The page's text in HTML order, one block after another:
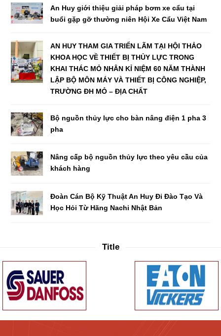
An Huy giới thiệu giải pháp bơm xe cẩu tại
buổi gặp gỡ thường niên Hội Xe Cẩu Việt Nam
AN HUY THAM GIA TRIỂN LÃM TẠI HỘI THẢO
KHOA HỌC VỀ THIẾT BỊ THỦY LỰC TRONG
KHAI THÁC MỎ NHÂN KỈ NIỆM 60 NĂM THÀNH
LẬP BỘ MÔN MÁY VÀ THIẾT BỊ CÔNG NGHIỆP,
TRƯỜNG ĐH MỎ – ĐỊA CHẤT
Bộ nguồn thủy lực cho bàn nâng điện 1 pha 3
pha
Nâng cấp bộ nguồn thủy lực theo yêu cầu của
khách hàng
Đoàn Cán Bộ Kỹ Thuật An Huy Đi Đào Tạo Và
Học Hỏi Từ Hãng Nachi Nhật Bản
Title